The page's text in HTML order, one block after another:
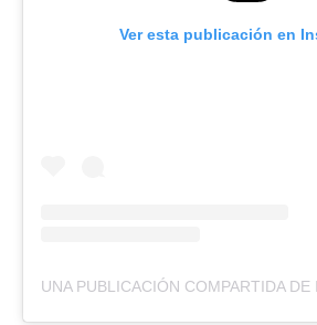
Ver esta publicación en